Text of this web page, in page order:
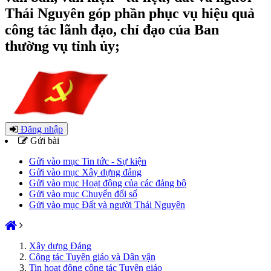
Thái Nguyên góp phần phục vụ hiệu quả
công tác lãnh đạo, chỉ đạo của Ban
thường vụ tỉnh ủy;
Đăng nhập
Gửi bài
Gửi vào mục Tin tức - Sự kiện
Gửi vào mục Xây dựng đảng
Gửi vào mục Hoạt động của các đảng bộ
Gửi vào mục Chuyển đổi số
Gửi vào mục Đất và người Thái Nguyên
Xây dựng Đảng
Công tác Tuyên giáo và Dân vận
Tin hoạt động công tác Tuyên giáo